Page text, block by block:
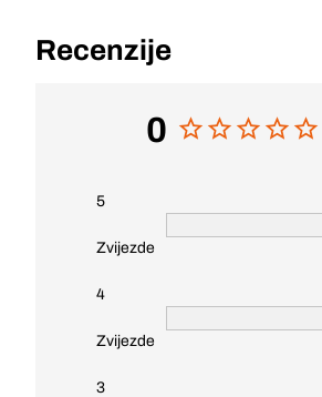
Recenzije
0
5
Zvijezde
4
Zvijezde
3